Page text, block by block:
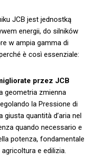
JCB jest jednostką
energii, do silników
w ampia gamma di
è così essenziale:
przez JCB
geometria zmienna
la Pressione di
quantità d’aria nel
quando necessario e
potenza, fondamentale
e edilizia.